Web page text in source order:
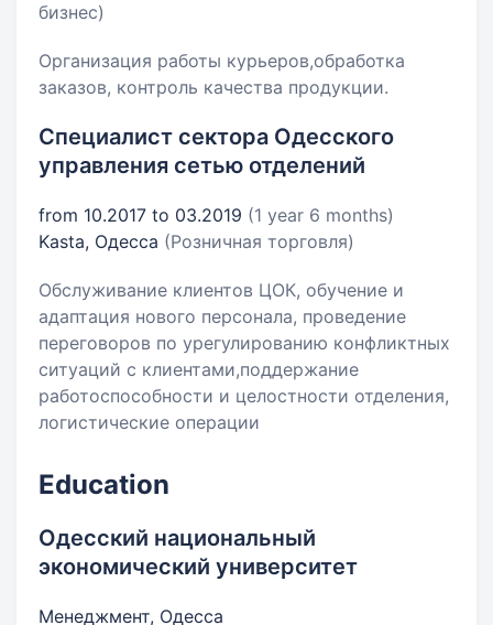
бизнес)
Организация работы курьеров,обработка
заказов, контроль качества продукции.
Специалист сектора Одесского
управления сетью отделений
from 10.2017 to 03.2019 (1 year 6 months)
Kasta, Одесса (Розничная торговля)
Обслуживание клиентов ЦОК, обучение и
адаптация нового персонала, проведение
переговоров по урегулированию конфликтных
ситуаций с клиентами,поддержание
работоспособности и целостности отделения,
логистические операции
Education
Одесский национальный
экономический университет
Менеджмент, Одесса